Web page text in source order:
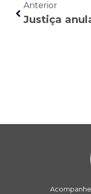
Anterior